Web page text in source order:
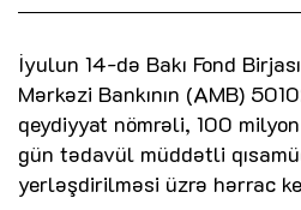
İyulun 14-də Bakı Fond
Mərkəzi Bankının (AMB)
qeydiyyat nömrəli, 100
gün tədavül müddətli
yerləşdirilməsi üzrə hərrac